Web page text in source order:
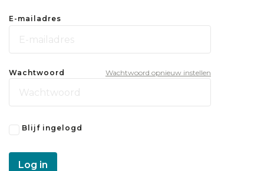
E-mailadres
Wachtwoord Wachtwoord opnieuw instellen
Blijf ingelogd
Log in